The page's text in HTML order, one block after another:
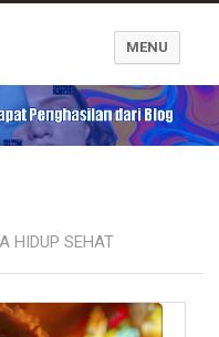
MENU
HIDUP SEHAT